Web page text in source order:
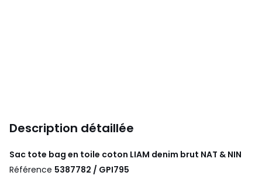
Description détaillée
Sac tote bag en toile coton LIAM denim brut NAT & NIN
Référence 5387782 / GPI795